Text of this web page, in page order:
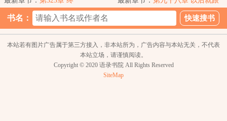
着陈哥干
书名：
本站若有图片广告属于第三方接入，非本站所为，广告内容与本站无关，不代表
本站立场，请谨慎阅读。
Copyright © 2020 语录书院 All Rights Reserved
SiteMap